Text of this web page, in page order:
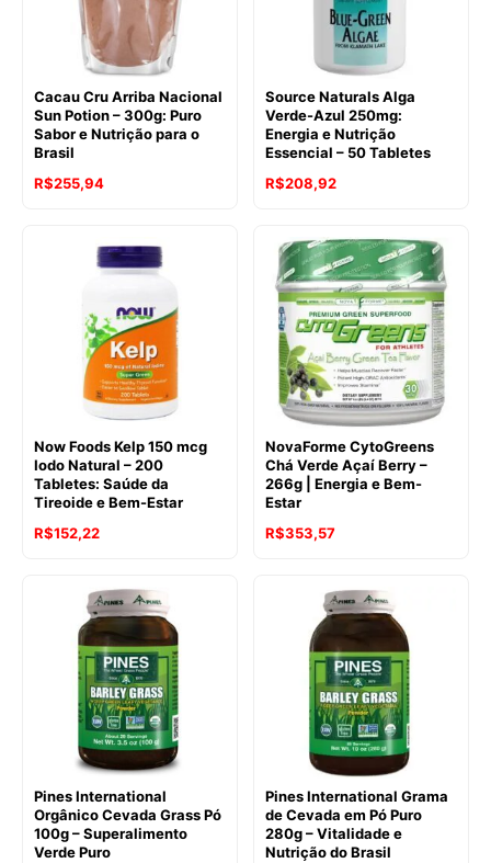
Cacau Cru Arriba Nacional
Sun Potion – 300g: Puro
Sabor e Nutrição para o
Brasil
R$255,94
Source Naturals Alga
Verde-Azul 250mg:
Energia e Nutrição
Essencial – 50 Tabletes
R$208,92
Now Foods Kelp 150 mcg
Iodo Natural – 200
Tabletes: Saúde da
Tireoide e Bem-Estar
R$152,22
NovaForme CytoGreens
Chá Verde Açaí Berry –
266g | Energia e Bem-
Estar
R$353,57
Pines International
Orgânico Cevada Grass Pó
100g – Superalimento
Verde Puro
Pines International Grama
de Cevada em Pó Puro
280g – Vitalidade e
Nutrição do Brasil